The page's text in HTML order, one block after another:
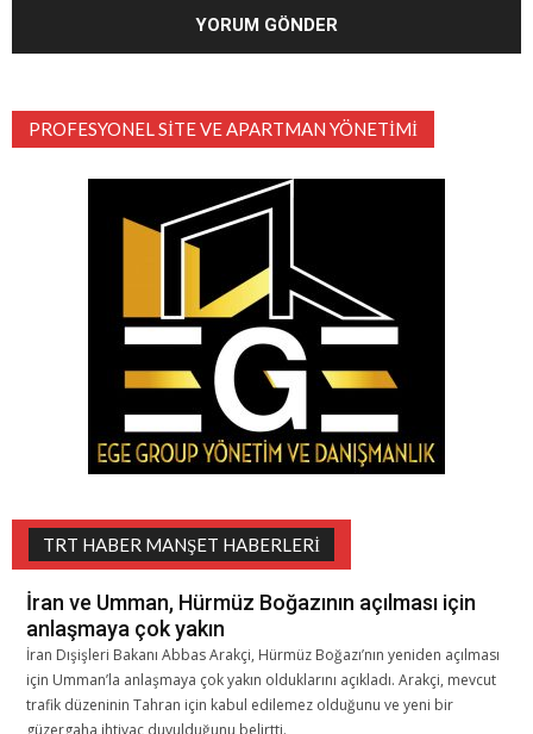
PROFESYONEL SITE VE APARTMAN YÖNETIMI
TRT HABER MANŞET HABERLERI
İran ve Umman, Hürmüz Boğazının açılması için
anlaşmaya çok yakın
İran Dışişleri Bakanı Abbas Arakçi, Hürmüz Boğazı’nın yeniden açılması
için Umman’la anlaşmaya çok yakın olduklarını açıkladı. Arakçi, mevcut
trafik düzeninin Tahran için kabul edilemez olduğunu ve yeni bir